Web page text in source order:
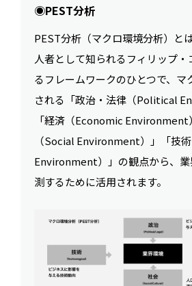
◉PEST分析
PEST分析（マクロ環境分析）と
人者として知られるフィリップ
るフレームワークのひとつで、マ
される「政治・法律（Political
「経済（Economic Environment
（Social Environment）」「技
Environment）」の観点から、
測するために活用されます。